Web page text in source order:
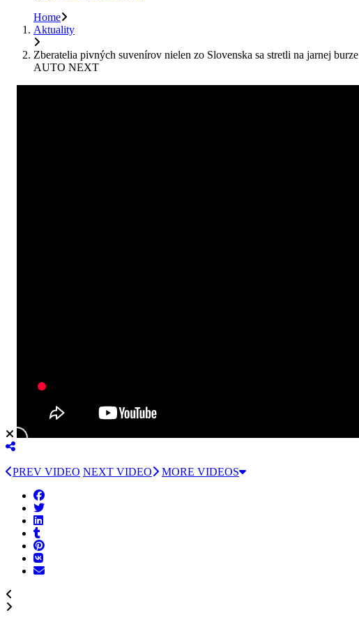
Home
Aktuality
Zberatelia pivných suvenírov nielen zo Slovenska sa stretli na jarnej burze
AUTO NEXT
PREV VIDEO NEXT VIDEO MORE VIDEOS